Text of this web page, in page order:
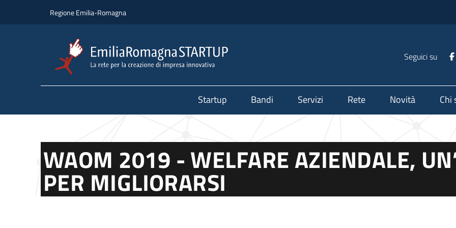
Regione Emilia-Romagna
Seguici su
Startup Bandi Servizi Rete Novità Chi
WAOM 2019 - WELFARE AZIENDALE,
PER MIGLIORARSI